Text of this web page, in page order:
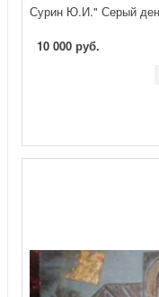
Сурин Ю.И." Серый
10 000 руб.